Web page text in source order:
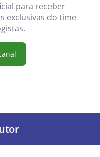
para receber
exclusivas do time